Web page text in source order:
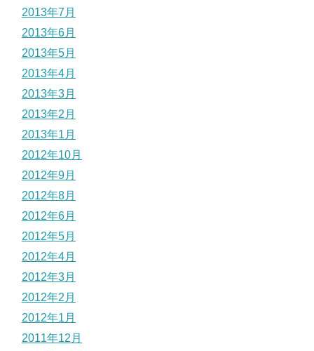
2013年7月
2013年6月
2013年5月
2013年4月
2013年3月
2013年2月
2013年1月
2012年10月
2012年9月
2012年8月
2012年6月
2012年5月
2012年4月
2012年3月
2012年2月
2012年1月
2011年12月